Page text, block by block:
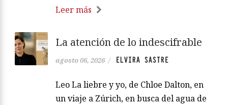
Leer más
La atención de lo indescifrable
agosto 06, 2026 / ELVIRA SASTRE
Leo La liebre y yo, de Chloe Dalton, en
un viaje a Zúrich, en busca del agua de